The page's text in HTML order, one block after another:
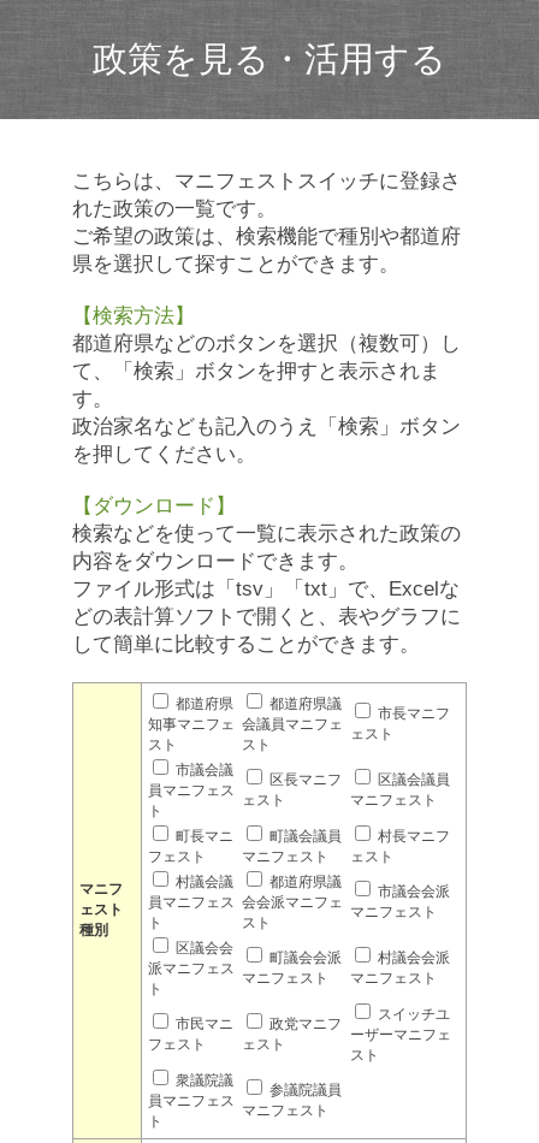
政策を見る・活用する
こちらは、マニフェストスイッチに登録さ
れた政策の一覧です。
ご希望の政策は、検索機能で種別や都道府
県を選択して探すことができます。
【検索方法】
都道府県などのボタンを選択（複数可）し
て、「検索」ボタンを押すと表示されま
す。
政治家名なども記入のうえ「検索」ボタン
を押してください。
【ダウンロード】
検索などを使って一覧に表示された政策の
内容をダウンロードできます。
ファイル形式は「tsv」「txt」で、Excelな
どの表計算ソフトで開くと、表やグラフに
して簡単に比較することができます。
マニフ
ェスト
種別
都道府県
知事マニフェ
スト
都道府県議
会議員マニフェ
スト
市長マニフ
ェスト
市議会議
員マニフェス
ト
区長マニフ
ェスト
区議会議員
マニフェスト
町長マニ
フェスト
町議会議員
マニフェスト
村長マニフ
ェスト
村議会議
員マニフェス
ト
都道府県議
会会派マニフェ
スト
市議会会派
マニフェスト
区議会会
派マニフェス
ト
町議会会派
マニフェスト
村議会会派
マニフェスト
市民マニ
フェスト
政党マニフ
ェスト
スイッチユ
ーザーマニフェ
スト
衆議院議
員マニフェス
ト
参議院議員
マニフェスト